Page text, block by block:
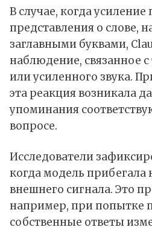
В случае, когда
представления о слове,
заглавными буквами,
наблюдение, связанное
или усиленного звука.
эта реакция возникала
упоминания
вопросе.
Исследователи
когда модель прибегала
внешнего сигнала. Это
например, при попытке
собственные ответы